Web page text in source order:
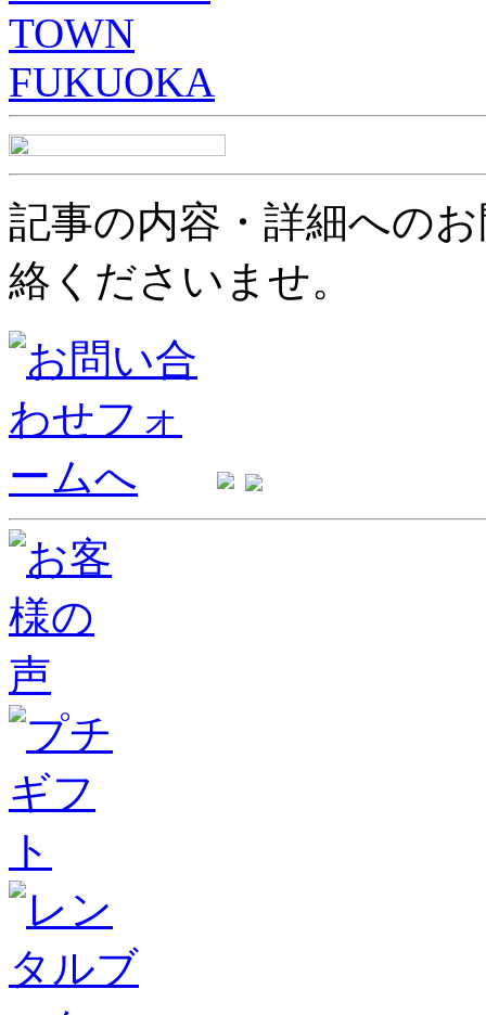
記事の内容・詳細への
絡くださいませ。